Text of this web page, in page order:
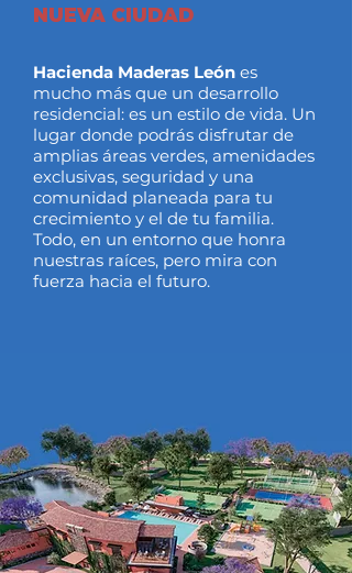
NUEVA CIUDAD
Hacienda Maderas León es
mucho más que un desarrollo
residencial: es un estilo de vida. Un
lugar donde podrás disfrutar de
amplias áreas verdes, amenidades
exclusivas, seguridad y una
comunidad planeada para tu
crecimiento y el de tu familia.
Todo, en un entorno que honra
nuestras raíces, pero mira con
fuerza hacia el futuro.